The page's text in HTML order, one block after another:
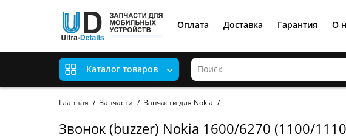
Оплата Доставка Гарантия О
Каталог товаров
Главная Запчасти Запчасти для Nokia
Звонок (buzzer) Nokia 1600/6270 (1100/